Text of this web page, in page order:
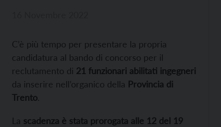
C’è più tempo per presentare la propria
candidatura al bando di concorso per il
reclutamento di 21 funzionari abilitati ingegneri
da inserire nell’organico della Provincia di
Trento.
La scadenza è stata prorogata alle 12 del 19